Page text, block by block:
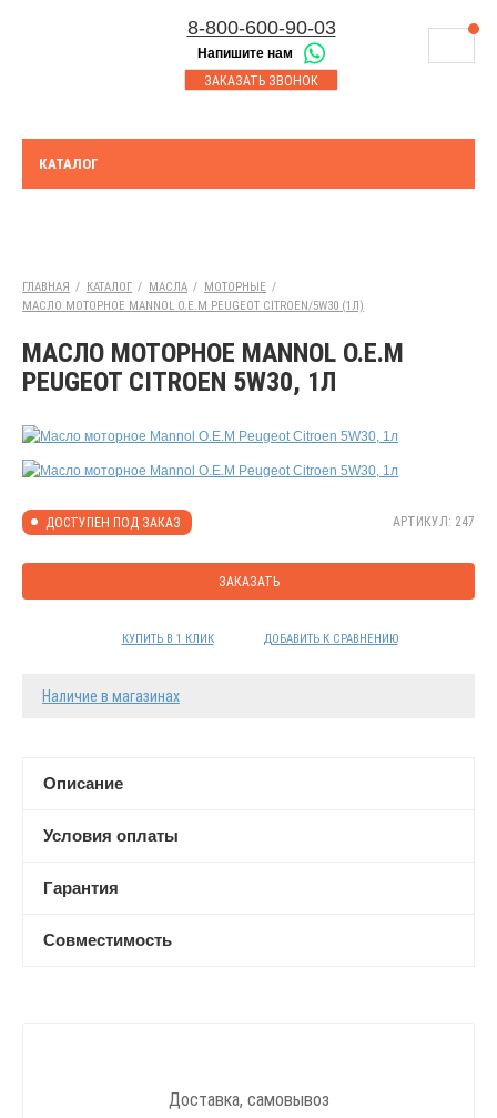
8-800-600-90-03
Напишите нам
ЗАКАЗАТЬ ЗВОНОК
Корзина
ОПЛАТА
ЮРИДИЧЕСКИМ ЛИЦАМ
КОНТАКТЫ
АКЦИИ
8-843-230-17-45
Казань
Набережные Челны
КАТАЛОГ
ГЛАВНАЯ / КАТАЛОГ / МАСЛА / МОТОРНЫЕ /
МАСЛО МОТОРНОЕ MANNOL O.E.M PEUGEOT CITROEN/5W30 (1Л)
МАСЛО МОТОРНОЕ MANNOL O.E.M
PEUGEOT CITROEN 5W30, 1Л
ДОСТУПЕН ПОД ЗАКАЗ АРТИКУЛ: 247
ЗАКАЗАТЬ
КУПИТЬ В 1 КЛИК ДОБАВИТЬ К СРАВНЕНИЮ
Наличие в магазинах
Описание
Условия оплаты
Гарантия
Совместимость
Доставка, самовывоз